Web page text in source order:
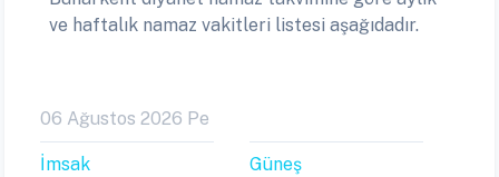
ve haftalık namaz vakitleri listesi aşağıdadır.
06 Ağustos 2026 Pe
İmsak
Güneş